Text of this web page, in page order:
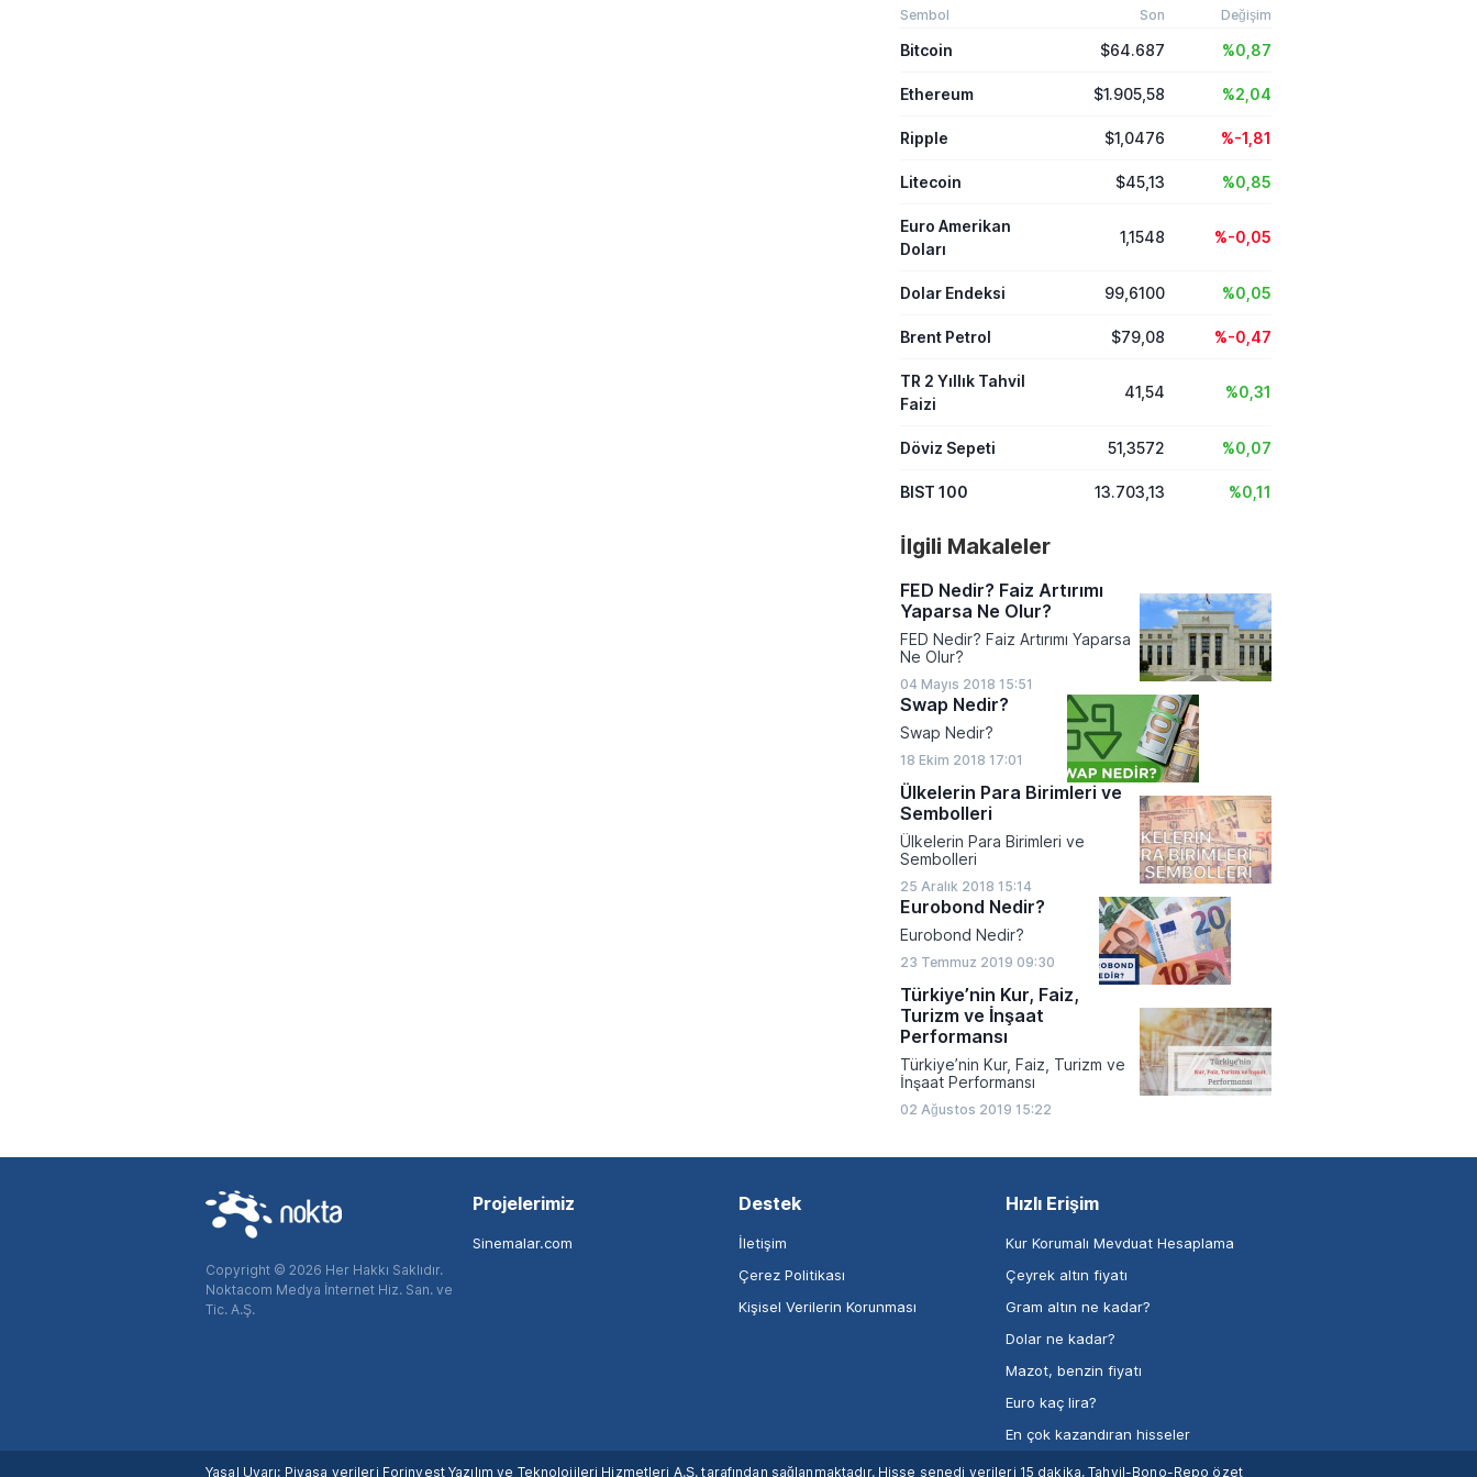
Fidan, İsrail'in hukuk tanımaz
toplumun somut adımlar atması
Sembol Son Değişim
Bitcoin $64.687 %0,87
Ethereum $1.905,58 %2,04
Ripple $1,0476 %-1,81
Litecoin $45,13 %0,85
Euro Amerikan
Doları
1,1548 %-0,05
Dolar Endeksi 99,6100 %0,05
Brent Petrol $79,08 %-0,47
TR 2 Yıllık Tahvil
Faizi
41,54 %0,31
Döviz Sepeti 51,3572 %0,07
BIST 100 13.703,13 %0,11
İlgili Makaleler
FED Nedir? Faiz Artırımı
Yaparsa Ne Olur?
FED Nedir? Faiz Artırımı Yaparsa
Ne Olur?
04 Mayıs 2018 15:51
Swap Nedir?
Swap Nedir?
18 Ekim 2018 17:01
Ülkelerin Para Birimleri ve
Sembolleri
Ülkelerin Para Birimleri ve
Sembolleri
25 Aralık 2018 15:14
Eurobond Nedir?
Eurobond Nedir?
23 Temmuz 2019 09:30
Türkiye’nin Kur, Faiz,
Turizm ve İnşaat
Performansı
Türkiye’nin Kur, Faiz, Turizm ve
İnşaat Performansı
02 Ağustos 2019 15:22
Copyright © 2026 Her Hakkı Saklıdır.
Noktacom Medya İnternet Hiz. San. ve
Tic. A.Ş.
Projelerimiz
Sinemalar.com
Destek
İletişim
Çerez Politikası
Kişisel Verilerin Korunması
Hızlı Erişim
Kur Korumalı Mevduat Hesaplama
Çeyrek altın fiyatı
Gram altın ne kadar?
Dolar ne kadar?
Mazot, benzin fiyatı
Euro kaç lira?
En çok kazandıran hisseler
Yasal Uyarı: Piyasa verileri Forinvest Yazılım ve Teknolojileri Hizmetleri A.Ş. tarafından sağlanmaktadır. Hisse senedi verileri 15 dakika, Tahvil-Bono-Repo özet